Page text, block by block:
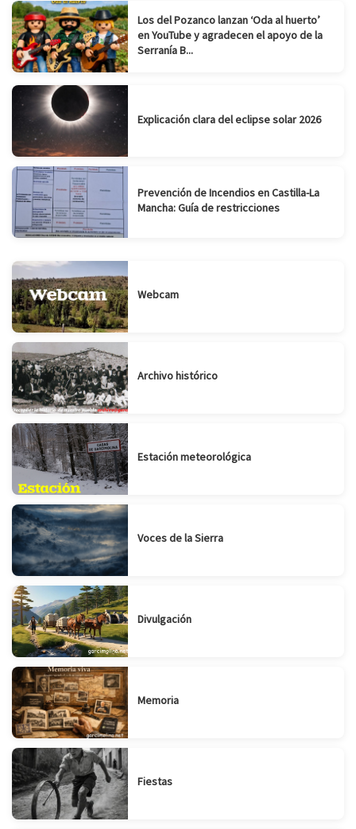
Los del Pozanco lanzan ‘Oda al huerto’
en YouTube y agradecen el apoyo de la
Serranía B...
Explicación clara del eclipse solar 2026
Prevención de Incendios en Castilla-La
Mancha: Guía de restricciones
Webcam
Archivo histórico
Estación meteorológica
Voces de la Sierra
Divulgación
Memoria
Fiestas